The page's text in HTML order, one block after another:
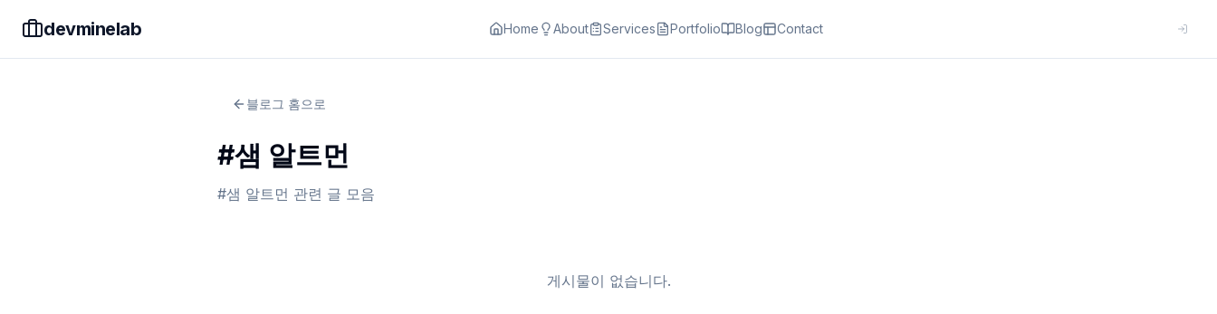
devminelab Home About Services Portfolio Blog Contact
블로그 홈으로
#샘 알트먼
#샘 알트먼 관련 글 모음
게시물이 없습니다.